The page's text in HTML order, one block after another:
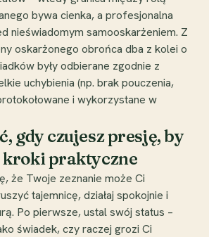
bywa cienka, a profesjonalna
nieświadomym samooskarżeniem. Z
oskarżonego obrońca dba z kolei o
były odbierane zgodnie z
uchybienia (np. brak pouczenia,
i wykorzystane w
gdy czujesz presję, by
kroki praktyczne
że Twoje zeznanie może Ci
tajemnicę, działaj spokojnie i
Po pierwsze, ustal swój status –
świadek, czy raczej grozi Ci